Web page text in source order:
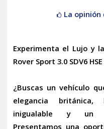
La opinión
Experimenta el Lujo y
Rover Sport 3.0 SDV6
¿Buscas un vehículo
elegancia británica,
inigualable y un
Presentamos una